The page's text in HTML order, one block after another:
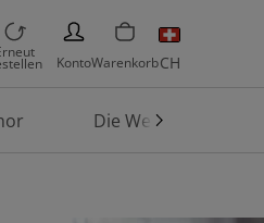
PERSON
KontoWarenkorbCH
Die Welt von TASSIMO